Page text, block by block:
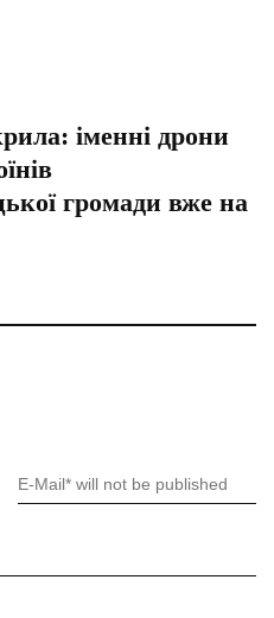
іменні дрони
громади вже на